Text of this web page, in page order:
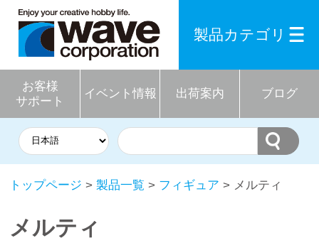
お客様
サポート
イベント情報 出荷案内 ブログ
製品カテゴリ
トップページ > 製品一覧 > フィギュア > メルティ
メルティ